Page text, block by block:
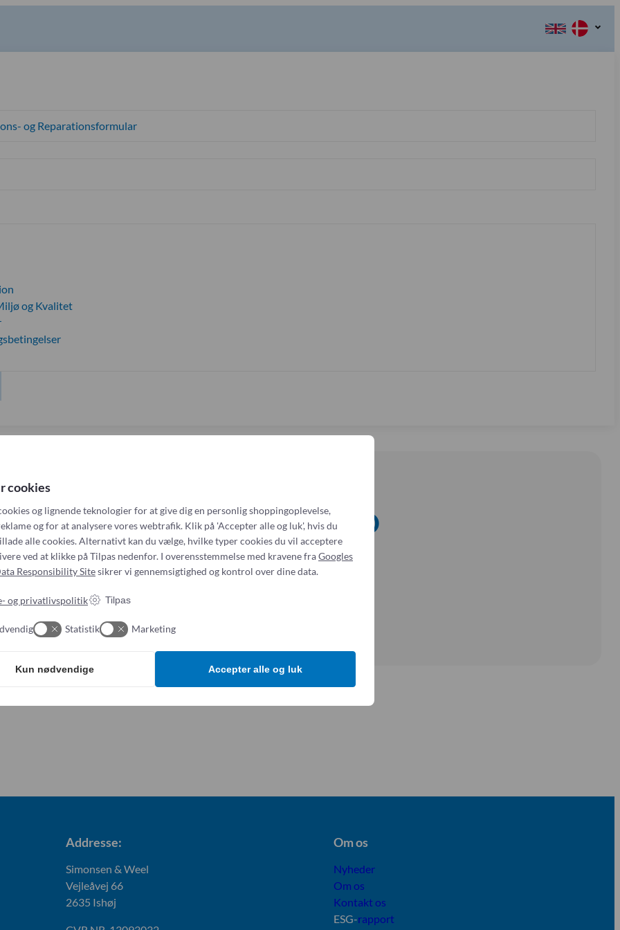
og Reparationsformular
og Kvalitet
og intensiv behandling
Marshall MirAD
Marshall
Addresse:
Simonsen & Weel
Vejleåvej 66
2635 Ishøj
Om os
Nyheder
Om os
Kontakt os
ESG-rapport
cookies
og lignende teknologier for at give dig en personlig shoppingoplevelse,
og for at analysere vores webtrafik. Klik på 'Accepter alle og luk', hvis du
alle cookies. Alternativt kan du vælge, hvilke typer cookies du vil acceptere
ved at klikke på Tilpas nedenfor. I overensstemmelse med kravene fraGoogles
Responsibility Sitesikrer vi gennemsigtighed og kontrol over dine data.
og privatlivspolitik Tilpas
Statistik Marketing
Kun nødvendige Accepter alle og luk